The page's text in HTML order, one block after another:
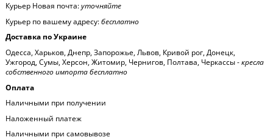
Курьер Новая почта:уточняйте
Курьер по вашему адресу:бесплатно
Доставка по Украине
Одесса, Харьков, Днепр, Запорожье, Львов, Кривой рог, Донецк,
Ужгород, Сумы, Херсон, Житомир, Чернигов, Полтава, Черкассы -кресла
собственного импорта бесплатно
Оплата
Наличными при получении
Наложенный платеж
Наличными при самовывозе